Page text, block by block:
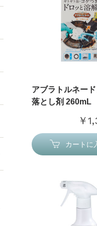
アブラトルネー
落とし剤 260mL
￥
カートに